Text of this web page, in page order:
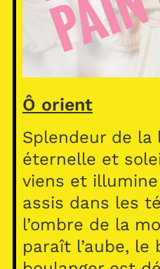
Ô orient
Splendeur de la
éternelle et
viens et
assis dans les
l’ombre de la
paraît l’aube, le